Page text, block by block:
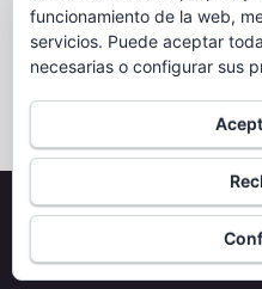
Notificarme cuando
Copyright 2022 Tapia
Excepto allí donde se establezcan
Licencia Creative
Hecho con
porGraphene Themes.
funcionamiento de la web,
servicios. Puede aceptar
necesarias o configurar sus